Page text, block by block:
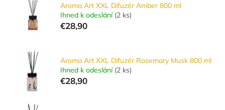
Aroma Art XXL Difuzér Amber 800 ml
Ihned k odeslání (2 ks)
€28,90
Aroma Art XXL Difuzér Rosemary Musk 800 ml
Ihned k odeslání (2 ks)
€28,90